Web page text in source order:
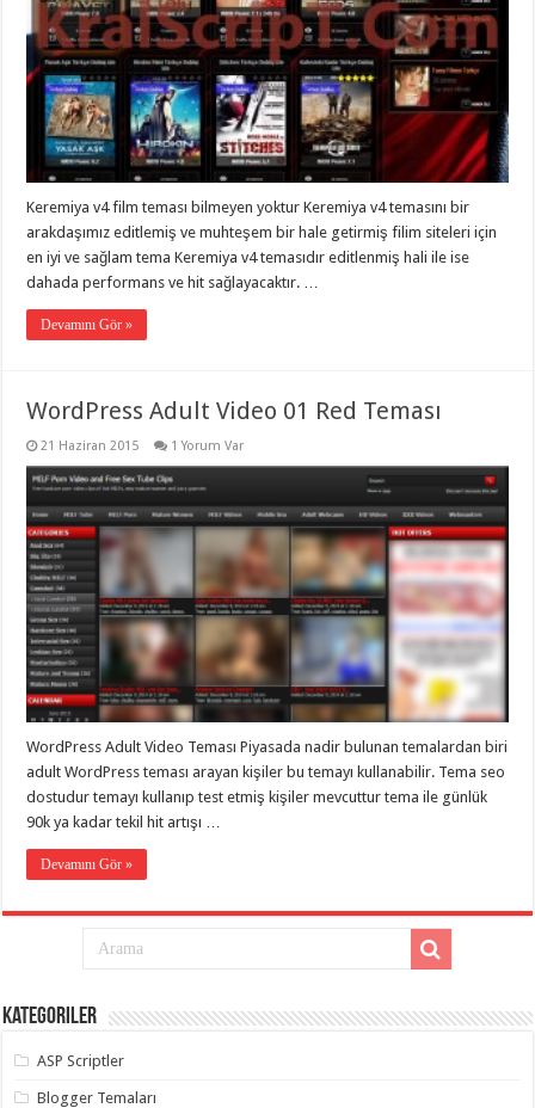
Keremiya v4 film teması bilmeyen yoktur Keremiya v4 temasını bir
arakdaşımız editlemiş ve muhteşem bir hale getirmiş filim siteleri için
en iyi ve sağlam tema Keremiya v4 temasıdır editlenmiş hali ile ise
dahada performans ve hit sağlayacaktır. …
Devamını Gör »
WordPress Adult Video 01 Red Teması
21 Haziran 2015 1 Yorum Var
WordPress Adult Video Teması Piyasada nadir bulunan temalardan biri
adult WordPress teması arayan kişiler bu temayı kullanabilir. Tema seo
dostudur temayı kullanıp test etmiş kişiler mevcuttur tema ile günlük
90k ya kadar tekil hit artışı …
Devamını Gör »
Kategoriler
ASP Scriptler
Blogger Temaları